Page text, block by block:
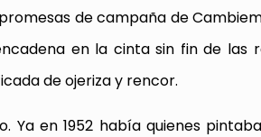
de campaña de
en la cinta sin fin de las
de ojeriza y rencor.
Ya en 1952 había quienes